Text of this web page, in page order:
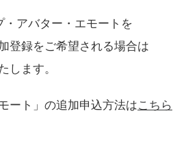
アバター・エモートを
登録をご希望される場合は
します。
ート」の追加申込方法はこちら